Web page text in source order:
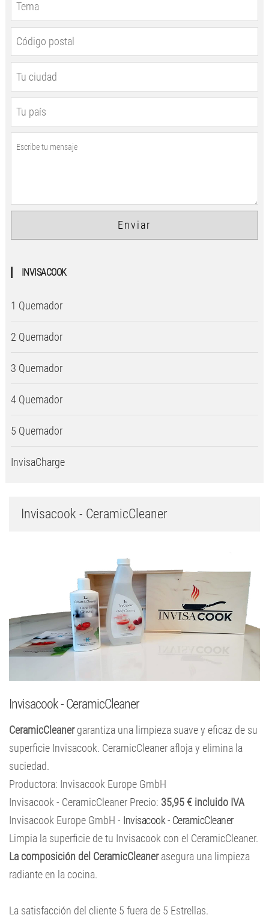
INVISACOOK
1 Quemador
2 Quemador
3 Quemador
4 Quemador
5 Quemador
InvisaCharge
Invisacook - CeramicCleaner
Invisacook - CeramicCleaner
CeramicCleanergarantiza una limpieza suave y eficaz de su
superficie Invisacook. CeramicCleaner afloja y elimina la
suciedad.
Productora: Invisacook Europe GmbH
Invisacook - CeramicCleaner Precio: 35,95 € incluido IVA
Invisacook Europe GmbH - Invisacook - CeramicCleaner
Limpia la superficie de tu Invisacook con el CeramicCleaner.
La composición del CeramicCleanerasegura una limpieza
radiante en la cocina.
La satisfacción del cliente 5 fuera de 5 Estrellas.